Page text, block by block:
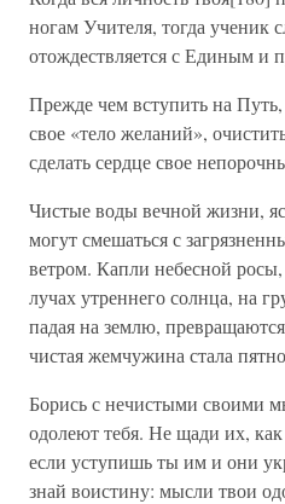
ногам Учителя, тогда ученик
отождествляется с Единым и
Прежде чем вступить на
свое «тело желаний»,
сделать сердце свое
Чистые воды вечной жизни,
могут смешаться с
ветром. Капли небесной
лучах утреннего солнца, на
падая на землю,
чистая жемчужина стала
Борись с нечистыми своими
одолеют тебя. Не щади их,
если уступишь ты им и они
знай воистину: мысли твои